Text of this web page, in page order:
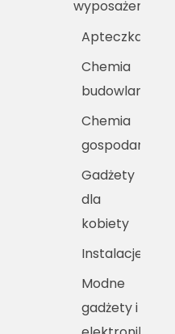
wyposażenie
Apteczka
Chemia
budowlana
Chemia
gospodarcza
Gadżety
dla
kobiety
Instalacje
Modne
gadżety i